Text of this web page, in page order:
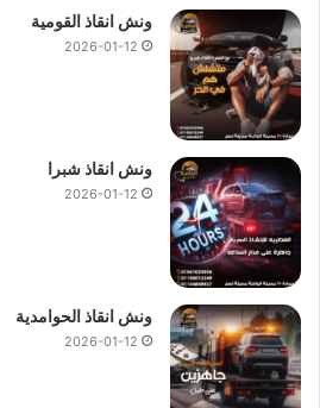
ونش انقاذ القومية
2026-01-12
ونش انقاذ شبرا
2026-01-12
ونش انقاذ الحوامدية
2026-01-12